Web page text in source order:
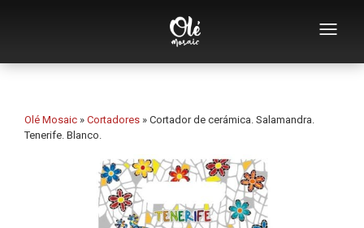
Empresa
Abridores
Olé Mosaic » Cortadores » Cortador de cerámica. Salamandra.
Tenerife. Blanco.